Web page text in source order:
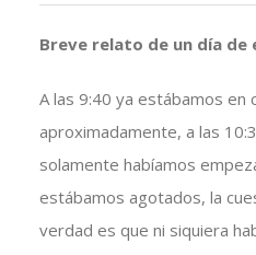
Breve relato de un día de
A las 9:40 ya estábamos en
aproximadamente, a las
solamente habíamos
estábamos agotados, la
verdad es que ni siquiera